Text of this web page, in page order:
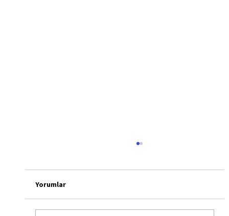
Yorumlar